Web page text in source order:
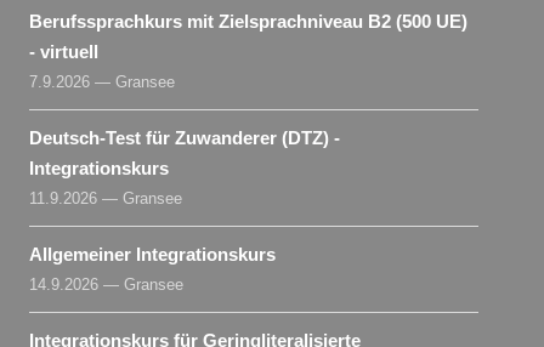
Berufssprachkurs mit Zielsprachniveau B2 (500 UE)
- virtuell
7.9.2026 — Gransee
Deutsch-Test für Zuwanderer (DTZ) -
Integrationskurs
11.9.2026 — Gransee
Allgemeiner Integrationskurs
14.9.2026 — Gransee
Integrationskurs für Geringliteralisierte